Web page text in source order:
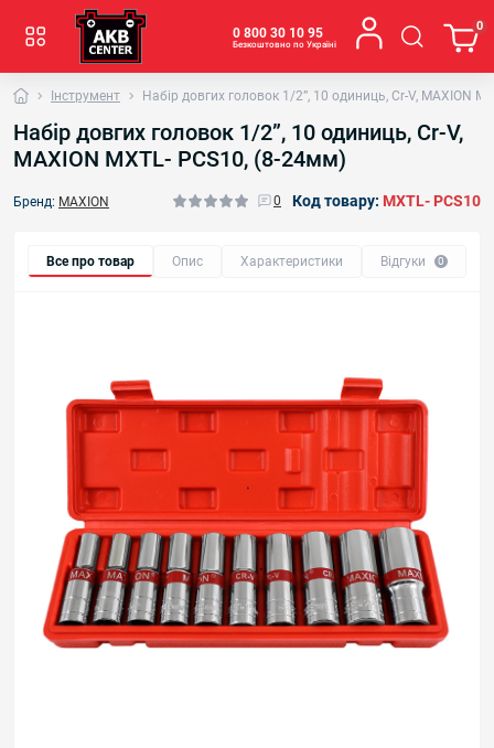
0 800 30 10 95
Безкоштовно по Україні
0
Інструмент Набір довгих головок 1/2”, 10 одиниць, Cr-V, MAXION
Набір довгих головок 1/2”, 10 одиниць, Cr-V,
MAXION MXTL- PCS10, (8-24мм)
Бренд: MAXION 0 Код товару: MXTL- PCS10
Все про товар Опис Характеристики Відгуки 0